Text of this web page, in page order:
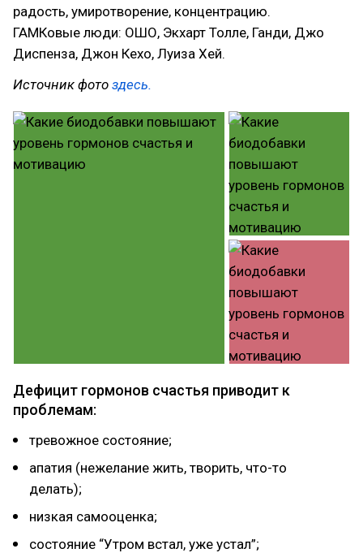
радость, умиротворение, концентрацию.
ГАМКовые люди: ОШО, Экхарт Толле, Ганди, Джо
Диспенза, Джон Кехо, Луиза Хей.
Источник фото здесь.
Дефицит гормонов счастья приводит к
проблемам:
тревожное состояние;
апатия (нежелание жить, творить, что-то
делать);
низкая самооценка;
состояние “Утром встал, уже устал”;